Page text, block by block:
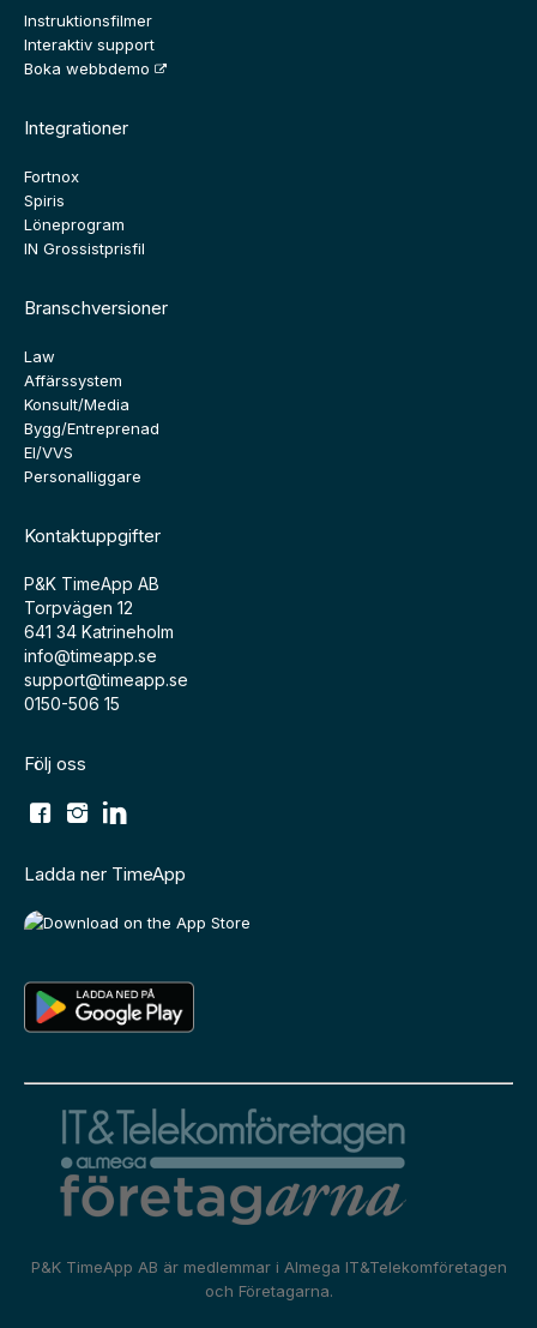
Instruktionsfilmer
Interaktiv support
Boka webbdemo
Integrationer
Fortnox
Spiris
Löneprogram
IN Grossistprisfil
Branschversioner
Law
Affärssystem
Konsult/Media
Bygg/Entreprenad
El/VVS
Personalliggare
Kontaktuppgifter
P&K TimeApp AB
Torpvägen 12
641 34 Katrineholm
info@timeapp.se
support@timeapp.se
0150-506 15
Följ oss
Ladda ner TimeApp
P&K TimeApp AB är medlemmar i Almega IT&Telekomföretagen
och Företagarna.